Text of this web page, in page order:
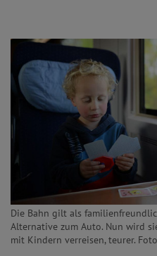
Die Bahn gilt als
Alternative zum Auto. Nun wird
mit Kindern verreisen, teurer.